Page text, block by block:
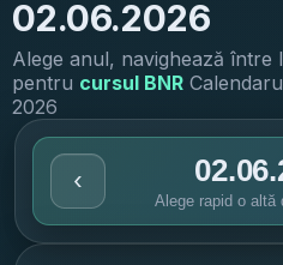
02.06.2026
Alege anul, navighează între
pentru cursul BNR
2026
‹
Alege rapid o altă